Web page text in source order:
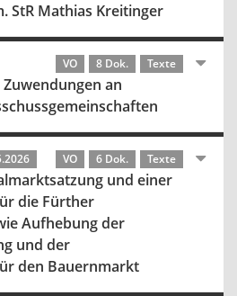
StR Mathias Kreitinger
VO 8 Dok. Texte
an
VO 6 Dok. Texte
und einer
die Fürther
Aufhebung der
und der
den Bauernmarkt